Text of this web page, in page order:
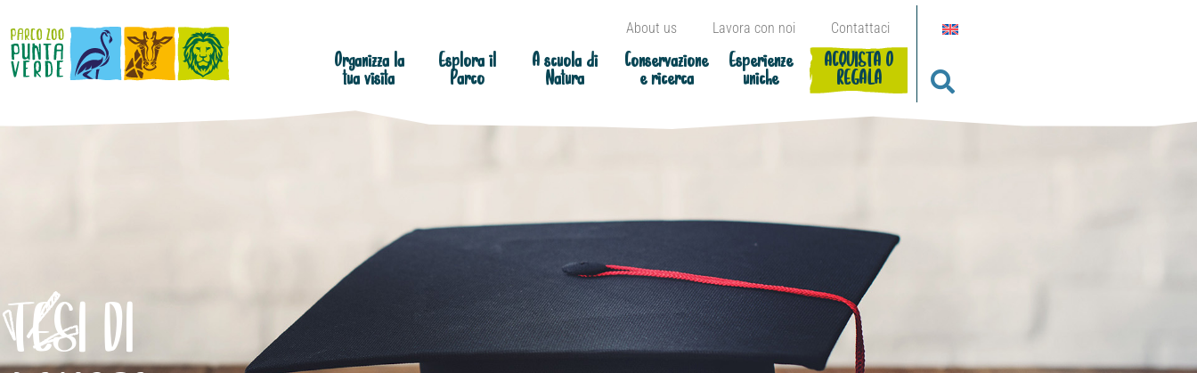
About us Lavora con noi Contattaci
Organizza la
tua visita
Esplora il
Parco
A scuola di
Natura
Conservazione
e ricerca
Esperienze
uniche
ACQUISTA O
REGALA
TESI DI